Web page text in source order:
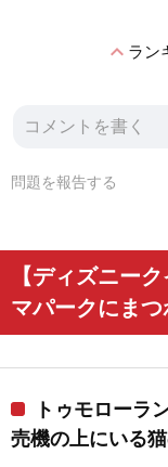
expand_lessラン
問題を報告する
【ディズニー
マパークにまつ
トゥモローラ
売機の上にいる